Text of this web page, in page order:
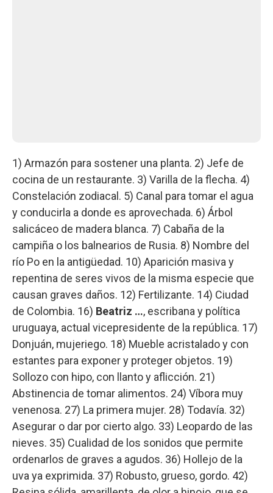
1) Armazón para sostener una planta. 2) Jefe de
cocina de un restaurante. 3) Varilla de la flecha. 4)
Constelación zodiacal. 5) Canal para tomar el agua
y conducirla a donde es aprovechada. 6) Árbol
salicáceo de madera blanca. 7) Cabaña de la
campiña o los balnearios de Rusia. 8) Nombre del
río Po en la antigüedad. 10) Aparición masiva y
repentina de seres vivos de la misma especie que
causan graves daños. 12) Fertilizante. 14) Ciudad
de Colombia. 16) Beatriz …, escribana y política
uruguaya, actual vicepresidente de la república. 17)
Donjuán, mujeriego. 18) Mueble acristalado y con
estantes para exponer y proteger objetos. 19)
Sollozo con hipo, con llanto y aflicción. 21)
Abstinencia de tomar alimentos. 24) Víbora muy
venenosa. 27) La primera mujer. 28) Todavía. 32)
Asegurar o dar por cierto algo. 33) Leopardo de las
nieves. 35) Cualidad de los sonidos que permite
ordenarlos de graves a agudos. 36) Hollejo de la
uva ya exprimida. 37) Robusto, grueso, gordo. 42)